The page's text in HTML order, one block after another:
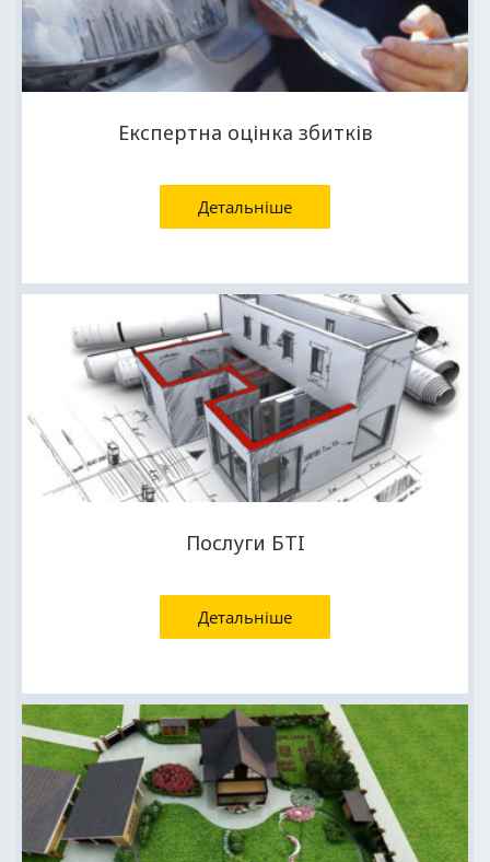
Експертна оцінка збитків
Детальніше
Послуги БТI
Детальніше